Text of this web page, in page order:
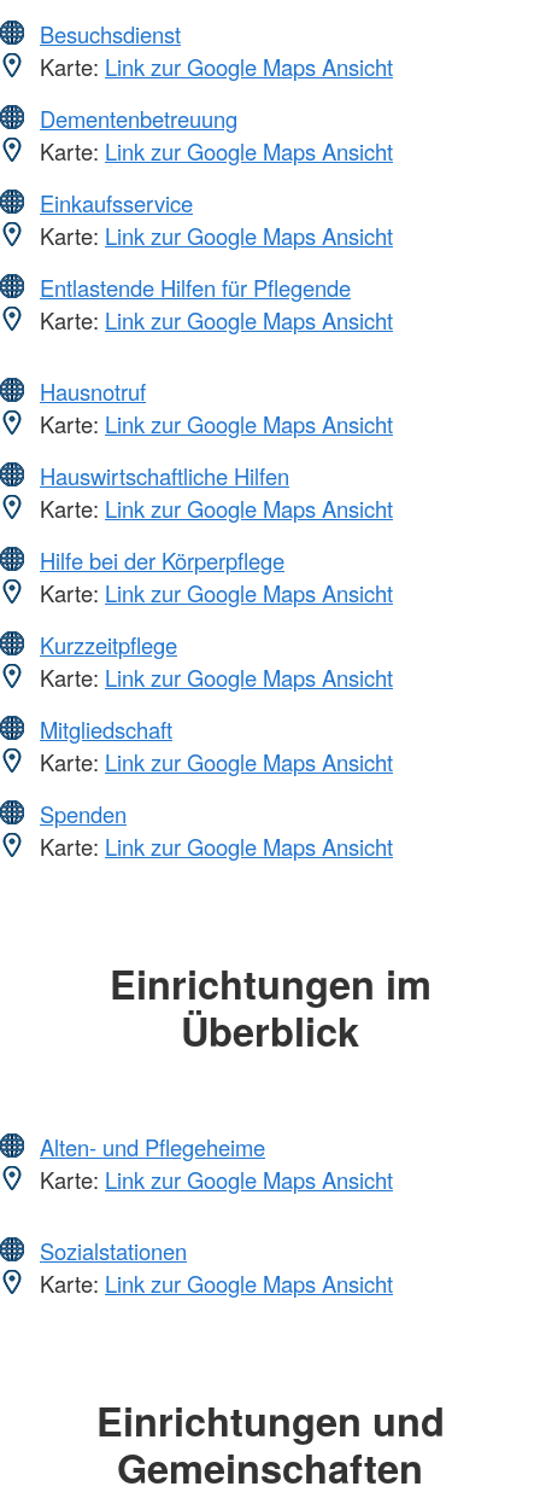
Besuchsdienst
Karte: Link zur Google Maps Ansicht
Dementenbetreuung
Karte: Link zur Google Maps Ansicht
Einkaufsservice
Karte: Link zur Google Maps Ansicht
Entlastende Hilfen für Pflegende
Karte: Link zur Google Maps Ansicht
Hausnotruf
Karte: Link zur Google Maps Ansicht
Hauswirtschaftliche Hilfen
Karte: Link zur Google Maps Ansicht
Hilfe bei der Körperpflege
Karte: Link zur Google Maps Ansicht
Kurzzeitpflege
Karte: Link zur Google Maps Ansicht
Mitgliedschaft
Karte: Link zur Google Maps Ansicht
Spenden
Karte: Link zur Google Maps Ansicht
Einrichtungen im
Überblick
Alten- und Pflegeheime
Karte: Link zur Google Maps Ansicht
Sozialstationen
Karte: Link zur Google Maps Ansicht
Einrichtungen und
Gemeinschaften